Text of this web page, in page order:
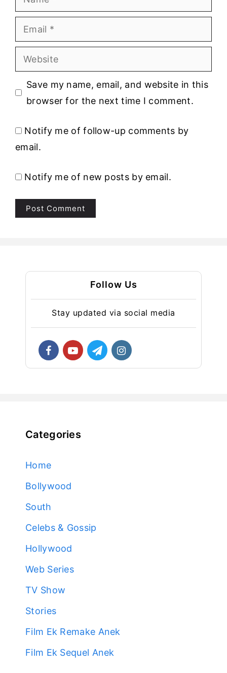
Email
Website
Save my name, email, and website in this
browser for the next time I comment.
Notify me of follow-up comments by
email.
Notify me of new posts by email.
Follow Us
Stay updated via social media
Categories
Home
Bollywood
South
Celebs & Gossip
Hollywood
Web Series
TV Show
Stories
Film Ek Remake Anek
Film Ek Sequel Anek